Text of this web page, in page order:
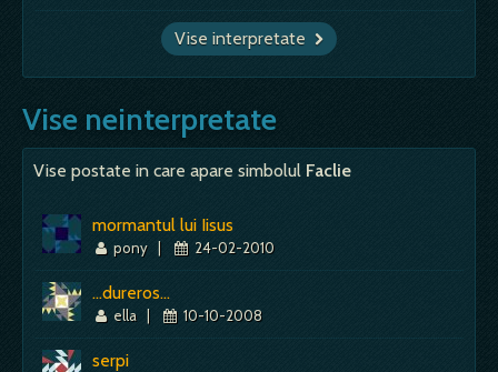
Vise interpretate
Vise neinterpretate
Vise postate in care apare simbolul Faclie
mormantul lui Iisus
pony | 24-02-2010
...dureros...
ella | 10-10-2008
serpi